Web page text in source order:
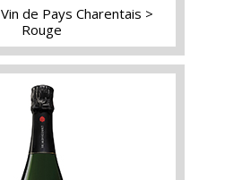
Vin de Pays Charentais
Rouge